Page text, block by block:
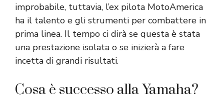
improbabile, tuttavia, l’ex pilota MotoAmerica
ha il talento e gli strumenti per combattere in
prima linea. Il tempo ci dirà se questa è stata
una prestazione isolata o se inizierà a fare
incetta di grandi risultati.
Cosa è successo alla Yamaha?